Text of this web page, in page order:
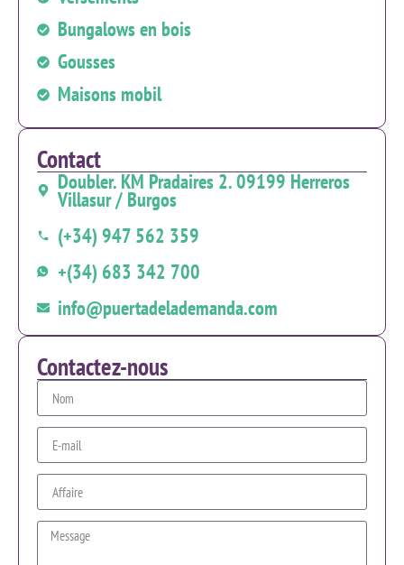
Bungalows en bois
Gousses
Maisons mobil
Contact
Doubler. KM Pradaires 2. 09199 Herreros
Villasur / Burgos
(+34) 947 562 359
+(34) 683 342 700
info@puertadelademanda.com
Contactez-nous